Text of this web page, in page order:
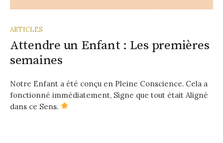
ARTICLES
Attendre un Enfant : Les premières
semaines
Notre Enfant a été conçu en Pleine Conscience. Cela a
fonctionné immédiatement, Signe que tout était Aligné
dans ce Sens.